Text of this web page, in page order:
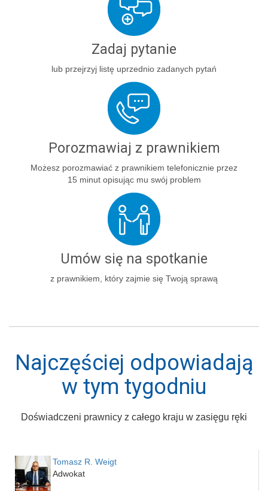
Zadaj pytanie
lub przejrzyj listę uprzednio zadanych pytań
Porozmawiaj z prawnikiem
Możesz porozmawiać z prawnikiem telefonicznie przez
15 minut opisując mu swój problem
Umów się na spotkanie
z prawnikiem, który zajmie się Twoją sprawą
Najczęściej odpowiadają
w tym tygodniu
Doświadczeni prawnicy z całego kraju w zasięgu ręki
Tomasz R. Weigt
Adwokat